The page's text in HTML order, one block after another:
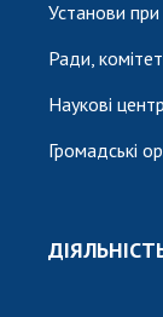
Установи при
Ради,
Наукові
Громадські